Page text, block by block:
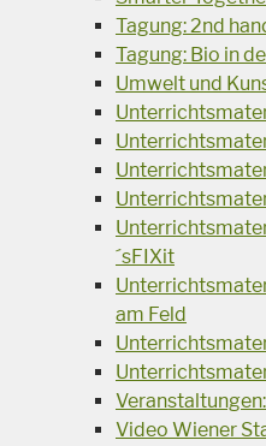
Tagung: 2nd
Tagung: Bio in
Umwelt und
´sFIXit
am Feld
Video Wiener